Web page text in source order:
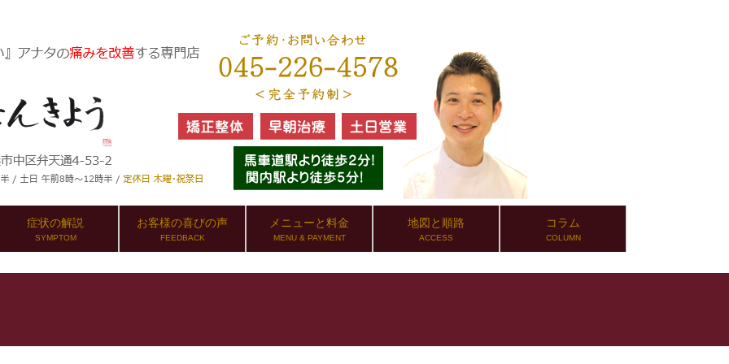
症状の解説
SYMPTOM
お客様の喜びの声
FEEDBACK
メニューと料金
MENU & PAYMENT
地図と順路
ACCESS
コラム
COLUMN